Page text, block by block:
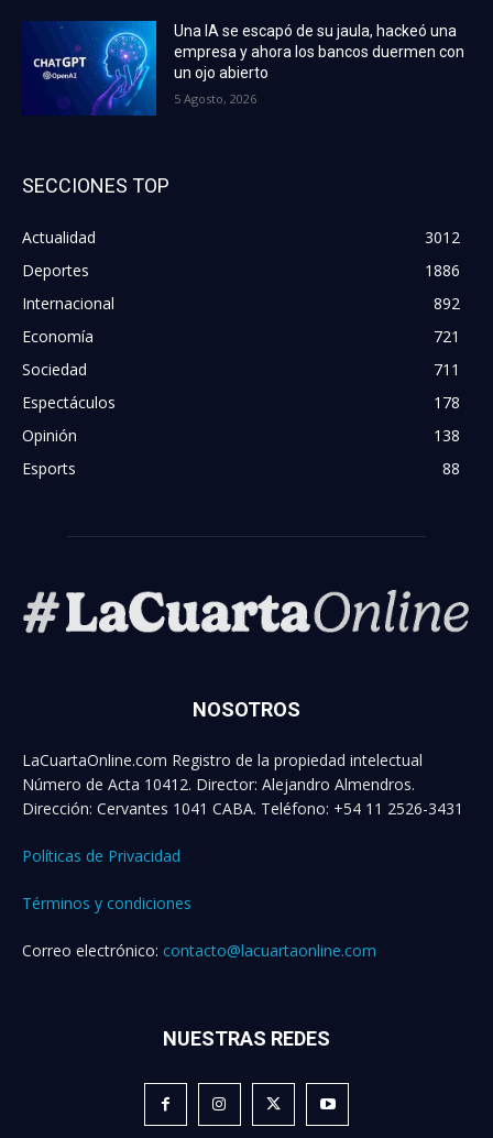
Una IA se escapó de su jaula, hackeó una
empresa y ahora los bancos duermen con
un ojo abierto
5 Agosto, 2026
SECCIONES TOP
Actualidad
3012
Deportes
1886
Internacional
892
Economía
721
Sociedad
711
Espectáculos
178
Opinión
138
Esports
88
NOSOTROS
LaCuartaOnline.com Registro de la propiedad intelectual
Número de Acta 10412. Director: Alejandro Almendros.
Dirección: Cervantes 1041 CABA. Teléfono: +54 11 2526-3431
Políticas de Privacidad
Términos y condiciones
Correo electrónico: contacto@lacuartaonline.com
NUESTRAS REDES